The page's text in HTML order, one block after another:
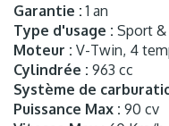
Garantie : 1 an
Type d'usage : Sport
Moteur : V-Twin, 4
Cylindrée : 963 cc
Système de
Puissance Max : 90 cv